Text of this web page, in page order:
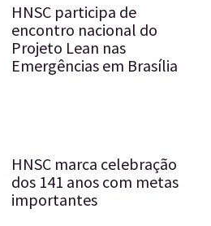
HNSC participa de
encontro nacional do
Projeto Lean nas
Emergências em Brasília
HNSC marca celebração
dos 141 anos com metas
importantes